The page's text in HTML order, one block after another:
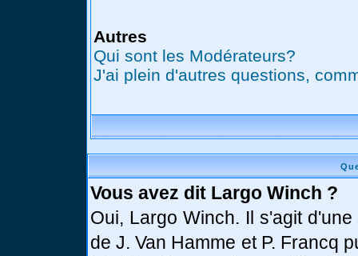
Autres
Qui sont les Modérateurs?
J'ai plein d'autres questions,
Vous avez dit Largo Winch ?
Oui, Largo Winch. Il s'agit
de J. Van Hamme et P. Francq